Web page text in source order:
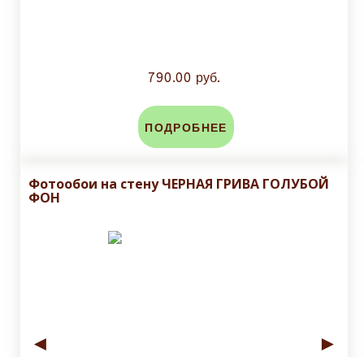
790.00 руб.
ПОДРОБНЕЕ
Фотообои на стену ЧЕРНАЯ ГРИВА ГОЛУБОЙ
ФОН
◄ ►